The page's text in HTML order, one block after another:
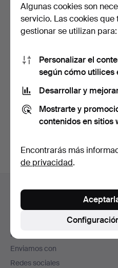
MOLDES DE COBRE, 13
uds., siglos XVIII y X…
85 USD
Suscribir búsqueda
También puedes buscar en
subastas concluidas.
en
de
página
Ayuda y contacto
Contacta con el servicio de
Todas las casas de subastas
Modos de pago
Enviamos con
Redes sociales
Algunas cookies son
servicio. Las cookies que
gestionar se utilizan para:
Personalizar el
según cómo utilices
Desarrollar y
Mostrarte y
contenidos en sitios
Encontrarás más
de privacidad.